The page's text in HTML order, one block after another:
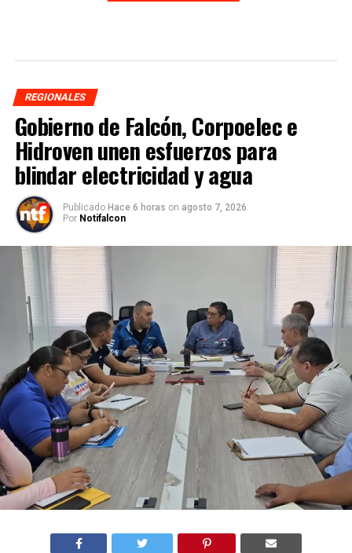
REGIONALES
Gobierno de Falcón, Corpoelec e
Hidroven unen esfuerzos para
blindar electricidad y agua
Publicado Hace 6 horas on agosto 7, 2026
Por Notifalcon